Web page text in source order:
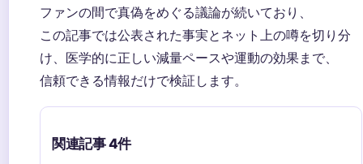
ファンの間で真偽をめぐる議論が続いており、
この記事では公表された事実とネット上の噂を切り分
け、医学的に正しい減量ペースや運動の効果まで、
信頼できる情報だけで検証します。
関連記事 4件